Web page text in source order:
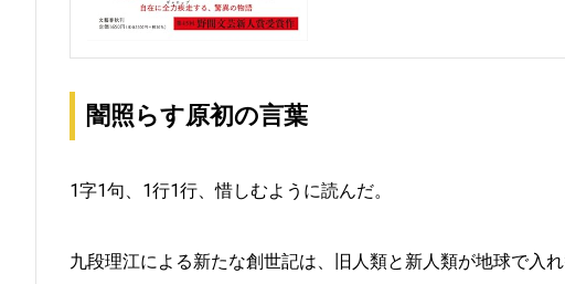
闇照らす原初の言葉
1字1句、1行1行、惜しむように読んだ。
九段理江による新たな創世記は、旧人類と新人類が地球で入